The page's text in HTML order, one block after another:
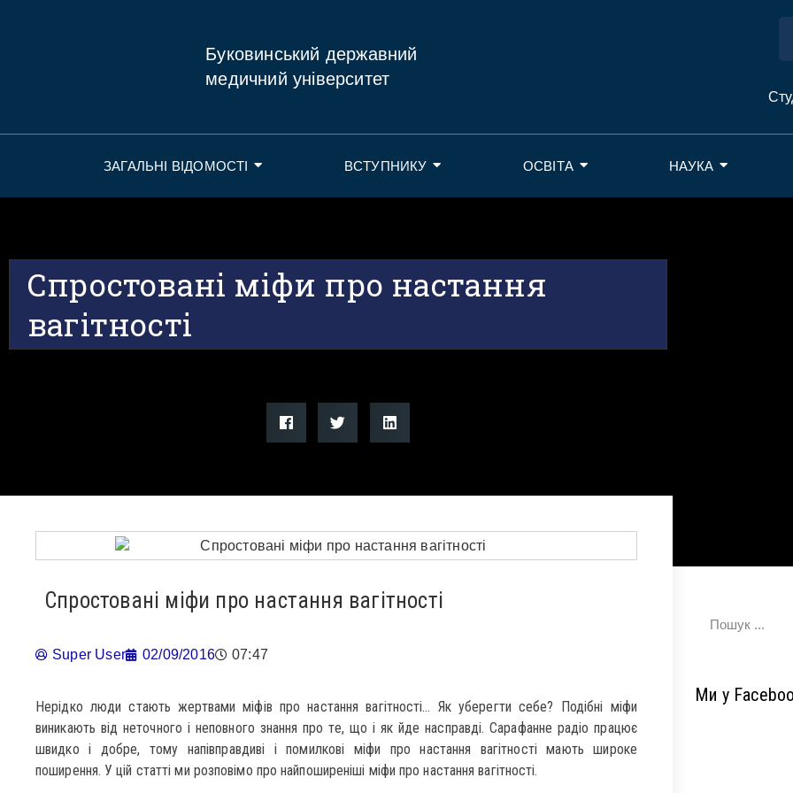
Буковинський державний
медичний університет
ЗАГАЛЬНІ ВІДОМОСТІ ВСТУПНИКУ ОСВІТА НАУКА
Спростовані міфи про настання
вагітності
Спростовані міфи про настання вагітності
Super User 02/09/2016 07:47
Нерідко люди стають жертвами міфів про настання вагітності… Як уберегти себе? Подібні міфи
виникають від неточного і неповного знання про те, що і як йде насправді. Сарафанне радіо працює
швидко і добре, тому напівправдиві і помилкові міфи про настання вагітності мають широке
поширення. У цій статті ми розповімо про найпоширеніші міфи про настання вагітності.
Ми у